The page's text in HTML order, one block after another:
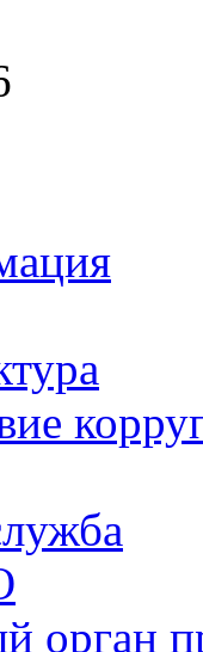
орган